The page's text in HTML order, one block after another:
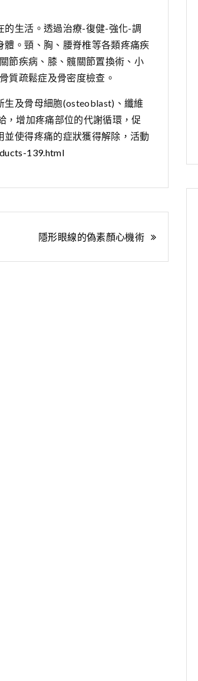
的生活。透過治療-復健-強化-調
。頸、胸、腰脊椎等各類疼痛疾
節疾病、膝、髖關節置換術、小
質疏鬆症及骨密度檢查。
生及骨母細胞(osteoblast)、纖維
增加疼痛部位的代謝循環，促
使得疼痛的症狀獲得解除，活動
139.html
隱形眼線的偽素顏心機術